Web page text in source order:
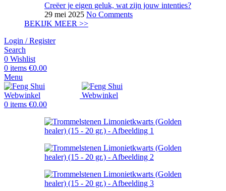
Creëer je eigen geluk, wat zijn jouw intenties?
29 mei 2025 No Comments
BEKIJK MEER >>
Login / Register
Search
0 Wishlist
0 items €0.00
Menu
0 items €0.00